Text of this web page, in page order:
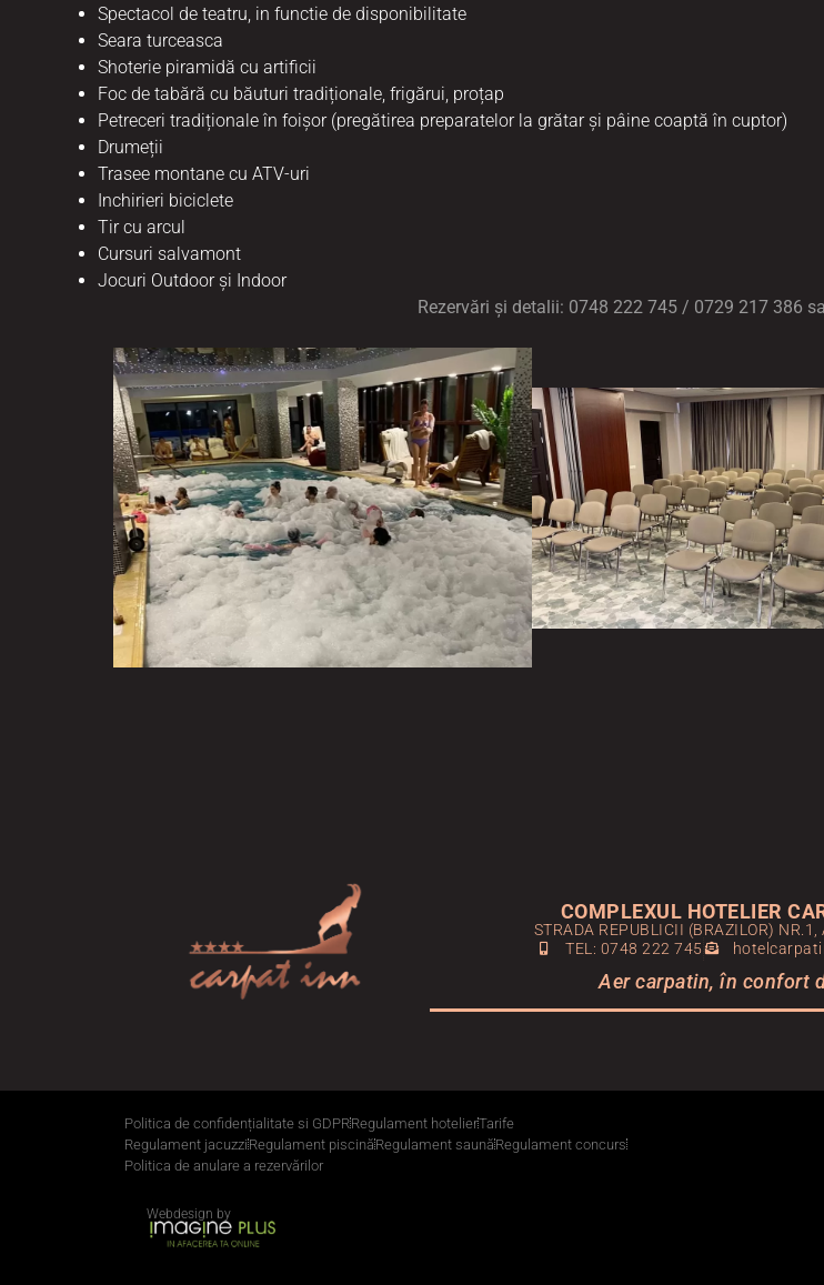
Spectacol de teatru, in functie de disponibilitate
Seara turceasca
Shoterie piramidă cu artificii
Foc de tabără cu băuturi tradiționale, frigărui, proțap
Petreceri tradiționale în foișor (pregătirea preparatelor la grătar și pâine coaptă în cuptor)
Drumeții
Trasee montane cu ATV-uri
Inchirieri biciclete
Tir cu arcul
Cursuri salvamont
Jocuri Outdoor și Indoor
Rezervări și detalii: 0748 222 745 / 0729 217 386
COMPLEXUL HOTELIER
STRADA REPUBLICII (BRAZILOR)
TEL: 0748 222 745
Aer carpatin, în confort
Politica de confidențialitate si GDPRRegulament hotelierTarife
Regulament jacuzzi Regulament piscină Regulament saună Regulament concurs
Politica de anulare a rezervărilor
Webdesign by